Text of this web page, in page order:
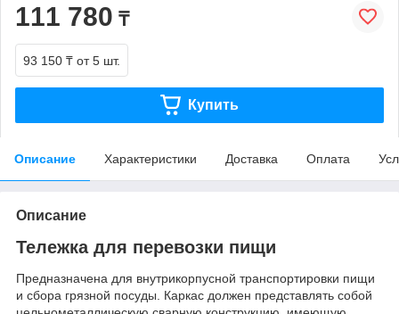
111 780 ₸
93 150 ₸ от 5 шт.
Купить
Описание Характеристики Доставка Оплата
Описание
Тележка для перевозки пищи
Предназначена для внутрикорпусной транспортировки пищи
и сбора грязной посуды. Каркас должен представлять собой